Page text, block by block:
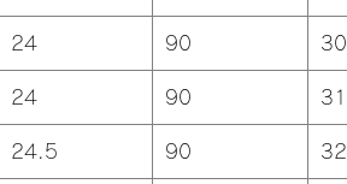
24 90
24 90
24.5 90